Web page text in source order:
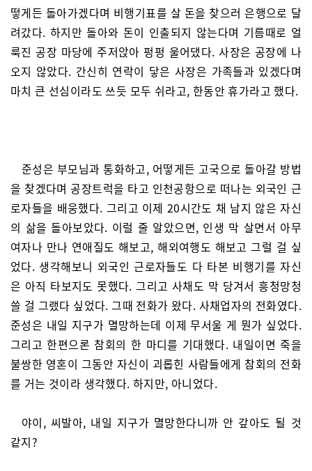
떻게든 돌아가겠다며 비행기표를 살 돈을 찾으러 은행으로 달
려갔다. 하지만 돌아와 돈이 인출되지 않는다며 기름때로 얼
룩진 공장 마당에 주저앉아 펑펑 울어댔다. 사장은 공장에 나
오지 않았다. 간신히 연락이 닿은 사장은 가족들과 있겠다며
마치 큰 선심이라도 쓰듯 모두 쉬라고, 한동안 휴가라고 했다.
준성은 부모님과 통화하고, 어떻게든 고국으로 돌아갈 방법
을 찾겠다며 공장트럭을 타고 인천공항으로 떠나는 외국인 근
로자들을 배웅했다. 그리고 이제 20시간도 채 남지 않은 자신
의 삶을 돌아보았다. 이럴 줄 알았으면, 인생 막 살면서 아무
여자나 만나 연애질도 해보고, 해외여행도 해보고 그럴 걸 싶
었다. 생각해보니 외국인 근로자들도 다 타본 비행기를 자신
은 아직 타보지도 못했다. 그리고 사채도 막 당겨서 흥청망청
쓸 걸 그랬다 싶었다. 그때 전화가 왔다. 사채업자의 전화였다.
준성은 내일 지구가 멸망하는데 이제 무서울 게 뭔가 싶었다.
그리고 한편으론 참회의 한 마디를 기대했다. 내일이면 죽을
불쌍한 영혼이 그동안 자신이 괴롭힌 사람들에게 참회의 전화
를 거는 것이라 생각했다. 하지만, 아니었다.
야이, 씨발아, 내일 지구가 멸망한다니까 안 갚아도 될 것
같지?